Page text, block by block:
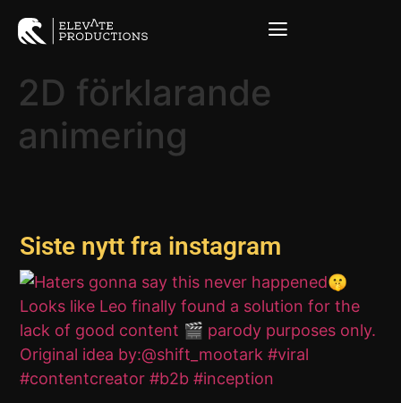
2D förklarande
animering
Siste nytt fra instagram